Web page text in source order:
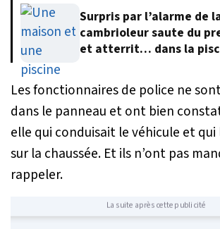
Surpris par l’alarme de
cambrioleur saute du
et atterrit… dans la
Les fonctionnaires de police ne
dans le panneau et ont bien
elle qui conduisait le véhicule et qui
sur la chaussée. Et ils n’ont pas
rappeler.
La suite après cette publicité